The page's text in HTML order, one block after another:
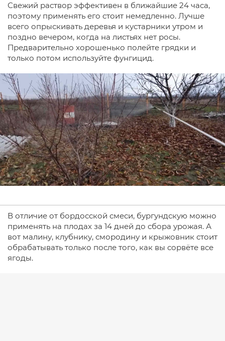
Свежий раствор эффективен в ближайшие 24 часа,
поэтому применять его стоит немедленно. Лучше
всего опрыскивать деревья и кустарники утром и
поздно вечером, когда на листьях нет росы.
Предварительно хорошенько полейте грядки и
только потом используйте фунгицид.
В отличие от бордосской смеси, бургундскую можно
применять на плодах за 14 дней до сбора урожая. А
вот малину, клубнику, смородину и крыжовник стоит
обрабатывать только после того, как вы сорвёте все
ягоды.